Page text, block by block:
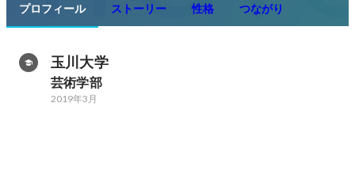
プロフィール ストーリー 性格 つながり
玉川大学
芸術学部
2019年3月